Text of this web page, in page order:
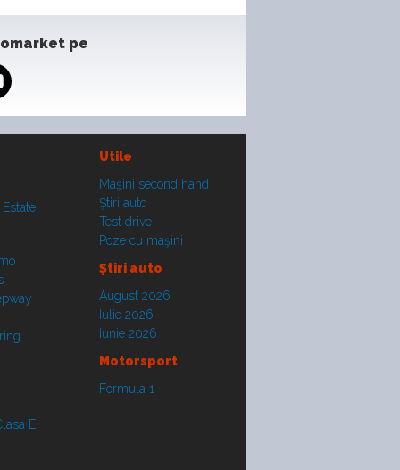
pe
Utile
E
Maşini second hand
Ştiri auto
Test drive
Poze cu maşini
Ştiri auto
August 2026
Iulie 2026
Iunie 2026
Motorsport
Formula 1